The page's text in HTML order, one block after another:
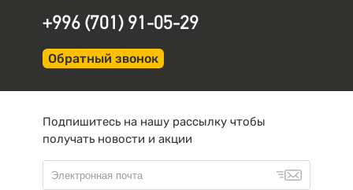
+996 (701) 91-05-29
Обратный звонок
Подпишитесь на нашу рассылку чтобы
получать новости и акции